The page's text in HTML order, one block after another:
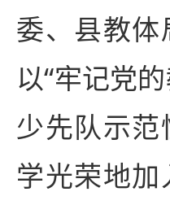
委、县教
以“牢记党
少先队示
学光荣地